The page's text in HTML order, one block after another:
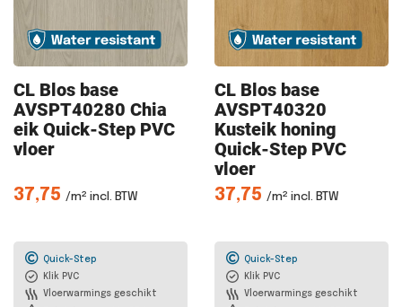
CL Blos base
AVSPT40280 Chia
eik Quick-Step PVC
vloer
37,75 /m² incl. BTW
Quick-Step
Klik PVC
Vloerwarmings geschikt
CL Blos base
AVSPT40320
Kusteik honing
Quick-Step PVC
vloer
37,75 /m² incl. BTW
Quick-Step
Klik PVC
Vloerwarmings geschikt